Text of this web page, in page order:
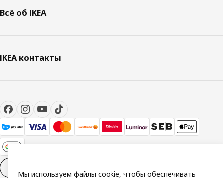
Всё об IKEA
IKEA контакты
Мы используем файлы cookie, чтобы обеспечивать